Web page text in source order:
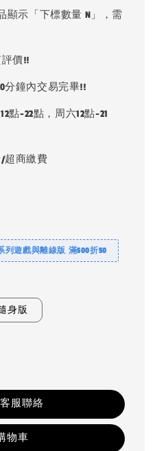
示「下標數量 N」，需
價!!
分鐘內交易完畢!!
點-22點，周六12點-21
/超商繳費
列遊戲與離線版 滿500折50
身版
客服聯絡
物車